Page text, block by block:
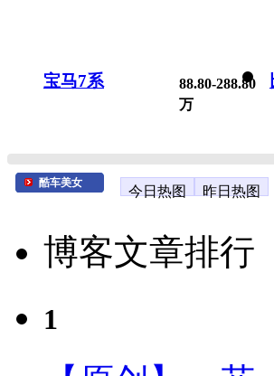
宝马7系
88.80-288.80
万
酷车美女
今日热图 昨日热图
博客文章排行
1